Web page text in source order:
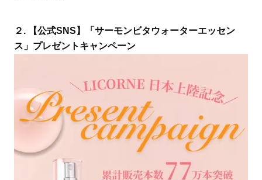
２. 【公式SNS】「サーモンビタウォーターエッセン
ス」プレゼントキャンペーン